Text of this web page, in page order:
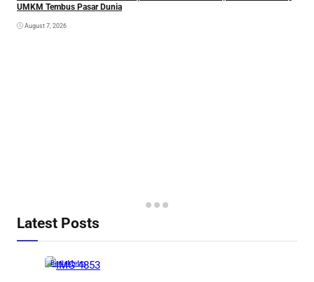
UMKM Tembus Pasar Dunia
August 7, 2026
Latest Posts
BeritaMetro